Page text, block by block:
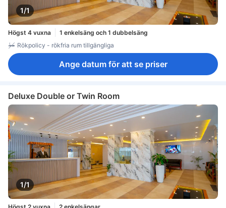
1/1
Högst 4 vuxna
1 enkelsäng och 1 dubbelsäng
Rökpolicy - rökfria rum tillgängliga
Ange datum för att se priser
Deluxe Double or Twin Room
1/1